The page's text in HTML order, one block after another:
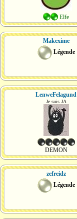
Elfe
Makexime
Légende
LenweFelagund
Je suis JA
DEMON
zefreidz
Légende